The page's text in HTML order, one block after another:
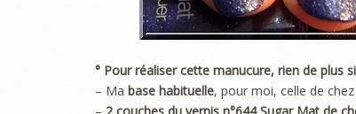
° Pour réaliser cette manucure, rien de plus
– Ma base habituelle, pour moi, celle de